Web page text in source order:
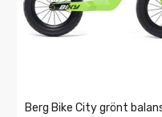
Berg Bike City grönt